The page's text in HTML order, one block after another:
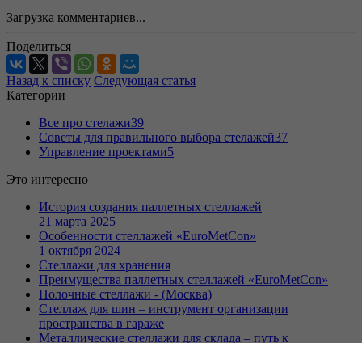
Загрузка комментариев...
Поделиться
Назад к списку Следующая статья
Категории
Все про стелажи39
Советы для правильного выбора стелажей37
Управление проектами5
Это интересно
История создания паллетных стеллажей
21 марта 2025
Особенности стеллажей «EuroMetCon»
1 октября 2024
Стеллажи для хранения
Преимущества паллетных стеллажей «EuroMetCon»
Полочные стеллажи - (Москва)
Стеллаж для шин – инструмент организации
пространства в гараже
Металлические стеллажи для склада – путь к